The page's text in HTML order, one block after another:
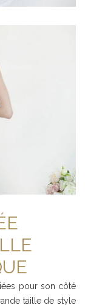
pour son côté
taille de style